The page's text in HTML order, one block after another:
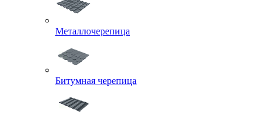
Металлочерепица
Битумная черепица